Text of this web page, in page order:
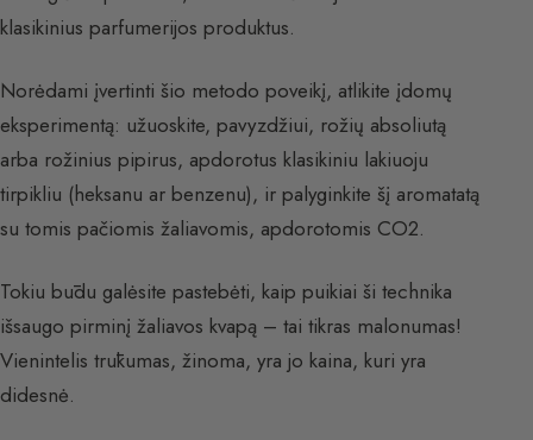
klasikinius parfumerijos produktus.
Norėdami įvertinti šio metodo poveikį, atlikite įdomų
eksperimentą: užuoskite, pavyzdžiui, rožių absoliutą
arba rožinius pipirus, apdorotus klasikiniu lakiuoju
tirpikliu (heksanu ar benzenu), ir palyginkite šį aromatatą
su tomis pačiomis žaliavomis, apdorotomis CO2.
Tokiu būdu galėsite pastebėti, kaip puikiai ši technika
išsaugo pirminį žaliavos kvapą – tai tikras malonumas!
Vienintelis trūkumas, žinoma, yra jo kaina, kuri yra
didesnė.